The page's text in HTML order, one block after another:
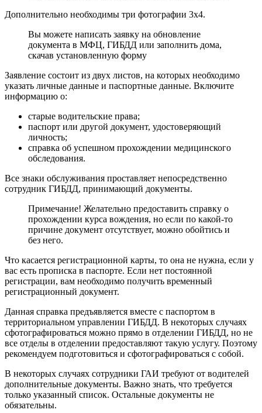
Дополнительно необходимы три фотографии 3х4.
Вы можете написать заявку на обновление
документа в МФЦ, ГИБДД или заполнить дома,
скачав установленную форму
Заявление состоит из двух листов, на которых необходимо
указать личные данные и паспортные данные. Включите
информацию о:
старые водительские права;
паспорт или другой документ, удостоверяющий
личность;
справка об успешном прохождении медицинского
обследования.
Все знаки обслуживания проставляет непосредственно
сотрудник ГИБДД, принимающий документы.
Примечание! Желательно предоставить справку о
прохождении курса вождения, но если по какой-то
причине документ отсутствует, можно обойтись и
без него.
Что касается регистрационной карты, то она не нужна, если у
вас есть прописка в паспорте. Если нет постоянной
регистрации, вам необходимо получить временный
регистрационный документ.
Данная справка предъявляется вместе с паспортом в
территориальном управлении ГИБДД. В некоторых случаях
сфотографироваться можно прямо в отделении ГИБДД, но не
все отделы в отделении предоставляют такую ​​услугу. Поэтому
рекомендуем подготовиться и сфотографироваться с собой.
В некоторых случаях сотрудники ГАИ требуют от водителей
дополнительные документы. Важно знать, что требуется
только указанный список. Остальные документы не
обязательны.